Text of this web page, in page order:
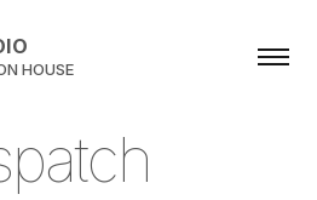
HOUSE
patch